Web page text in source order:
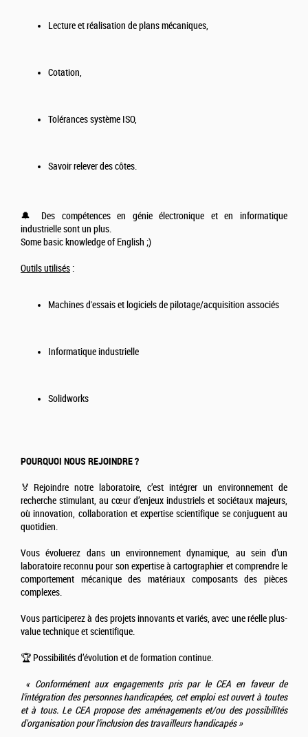
Lecture et réalisation de plans mécaniques,
Cotation,
Tolérances système ISO,
Savoir relever des côtes.
🔔 Des compétences en génie électronique et en informatique
industrielle sont un plus.
Some basic knowledge of English ;)
Outils utilisés :
Machines d'essais et logiciels de pilotage/acquisition associés
Informatique industrielle
Solidworks
POURQUOI NOUS REJOINDRE ?
🏅Rejoindre notre laboratoire, c’est intégrer un environnement de
recherche stimulant, au cœur d’enjeux industriels et sociétaux majeurs,
où innovation, collaboration et expertise scientifique se conjuguent au
quotidien.
Vous évoluerez dans un environnement dynamique, au sein d’un
laboratoire reconnu pour son expertise à cartographier et comprendre le
comportement mécanique des matériaux composants des pièces
complexes.
Vous participerez à des projets innovants et variés, avec une réelle plus-
value technique et scientifique.
🏆 Possibilités d’évolution et de formation continue.
« Conformément aux engagements pris par le CEA en faveur de
l'intégration des personnes handicapées, cet emploi est ouvert à toutes
et à tous. Le CEA propose des aménagements et/ou des possibilités
d'organisation pour l’inclusion des travailleurs handicapés »